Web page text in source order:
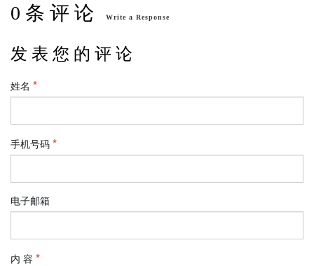
0 条 评 论 Write a Response
发 表 您 的 评 论
姓名
手机号码
电子邮箱
内 容